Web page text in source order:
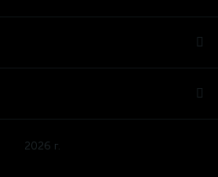
2026 г.